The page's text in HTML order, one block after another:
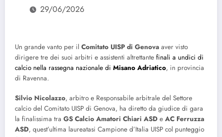
29/06/2026
Un grande vanto per il Comitato UISP di Genova aver visto
dirigere tre dei suoi arbitri e assistenti altrettante finali a undici di
calcio nella rassegna nazionale di Misano Adriatico, in provincia
di Ravenna.
Silvio Nicolazzo, arbitro e Responsabile arbitrale del Settore
calcio del Comitato UISP di Genova, ha diretto da giudice di gara
la finalissima tra GS Calcio Amatori Chiari ASD e AC Ferruzza
ASD, quest’ultima laureatasi Campione d’Italia UISP col punteggio